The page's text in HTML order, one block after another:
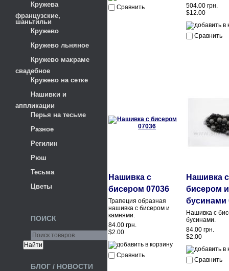
Кружева
французские,
шаньтильи
Кружево
Кружево льняное
Кружево макраме
свадебное
Кружево на сетке
Нашивки и
аппликации
Перья на тесьме
Разное
Регилин
Рюш
Тесьма
Цветы
ПОИСК
БЛОГ / НОВОСТИ
Сравнить
504.00 грн.
$12.00
Сравнить
Нашивка с
бисером 07036
Трапеция образная
нашивка с бисером и
камнями.
84.00 грн.
$2.00
Сравнить
Нашивка с
бисером и
бусинами
Нашивка с
бусинами.
84.00 грн.
$2.00
Сравнить